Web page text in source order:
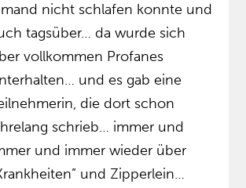
nicht schlafen konnte und
tagsüber… da wurde sich
vollkommen Profanes
und es gab eine
die dort schon
schrieb… immer und
und immer wieder über
und Zipperlein…